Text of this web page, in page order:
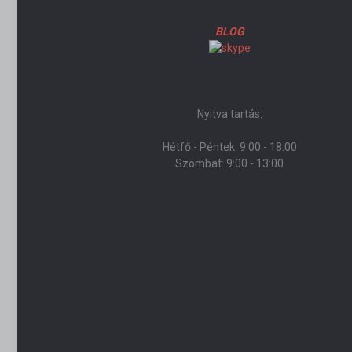
BLOG
Nyitva tartás:
Hétfő - Péntek: 9:00 - 18:00
Szombat: 9:00 - 13:00